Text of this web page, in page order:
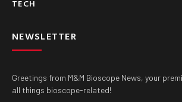
TECH
NEWSLETTER
Greetings from M&M Bioscope News, your
all things bioscope-related!